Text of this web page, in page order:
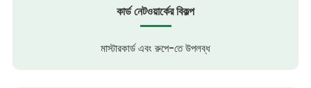
কার্ড নেটওয়ার্কের বিকল্প
মাস্টারকার্ড এবং রুপে-তে উপলব্ধ